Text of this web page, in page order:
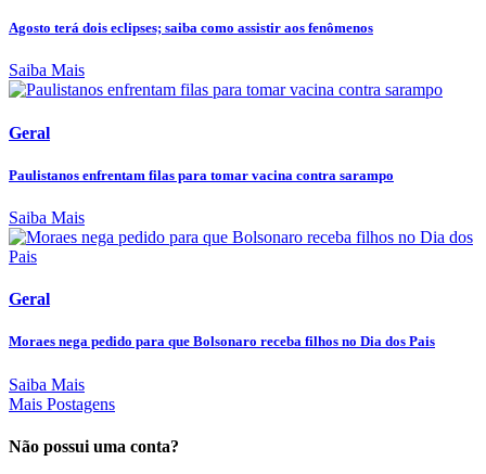
Agosto terá dois eclipses; saiba como assistir aos fenômenos
Saiba Mais
Geral
Paulistanos enfrentam filas para tomar vacina contra sarampo
Saiba Mais
Geral
Moraes nega pedido para que Bolsonaro receba filhos no Dia dos Pais
Saiba Mais
Mais Postagens
Não possui uma conta?